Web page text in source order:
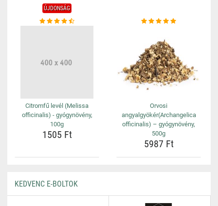
ÚJDONSÁG
Citromfű levél (Melissa
officinalis) - gyógynövény,
100g
1505 Ft
Orvosi
angyalgyökér(Archangelica
officinalis) – gyógynövény,
500g
5987 Ft
KEDVENC E-BOLTOK